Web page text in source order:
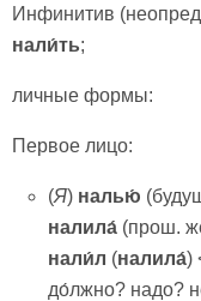
Инфинитив
нали́ть;
личные формы:
Первое лицо:
(Я) налью́
налила́ (прош.
нали́л (налила́)
до́лжно? надо?